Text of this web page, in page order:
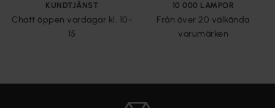
KUNDTJÄNST
Chatt öppen vardagar kl. 10-
15
10 000 LAMPOR
Från över 20 välkända
varumärken